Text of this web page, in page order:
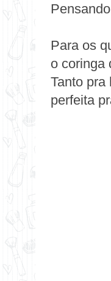
Para os
o coringa
Tanto pra
perfeita